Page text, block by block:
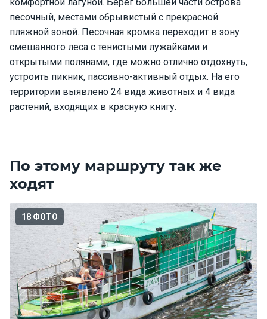
песочный, местами обрывистый с прекрасной
пляжной зоной. Песочная кромка переходит в зону
смешанного леса с тенистыми лужайками и
открытыми полянами, где можно отлично отдохнуть,
устроить пикник, пассивно-активный отдых. На его
территории выявлено 24 вида животных и 4 вида
растений, входящих в красную книгу.
По этому маршруту так же
ходят
18 ФОТО
К
а
т
е
р
а
Програ
отдыха
Подаро
чные
сертиф
икаты
Развле
чения